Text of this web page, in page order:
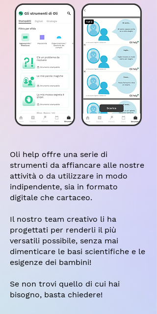
Oli help offre una serie di
strumenti da affiancare alle nostre
attività o da utilizzare in modo
indipendente, sia in formato
digitale che cartaceo.
Il nostro team creativo li ha
progettati per renderli il più
versatili possibile, senza mai
dimenticare le basi scientifiche e le
esigenze dei bambini!
Se non trovi quello di cui hai
bisogno, basta chiedere!